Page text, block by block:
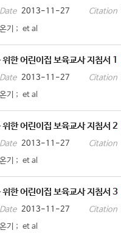
2013-11-27 Citation
기 ; et al
한 어린이집 보육교사 지침서 1
2013-11-27 Citation
기 ; et al
한 어린이집 보육교사 지침서 2
2013-11-27 Citation
기 ; et al
한 어린이집 보육교사 지침서 3
2013-11-27 Citation
기 ; et al